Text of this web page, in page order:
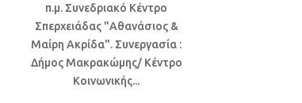
π.μ. Συνεδριακό Κέντρο
Σπερχειάδας "Αθανάσιος &
Μαίρη Ακρίδα". Συνεργασία :
Δήμος Μακρακώμης/ Κέντρο
Κοινωνικής...